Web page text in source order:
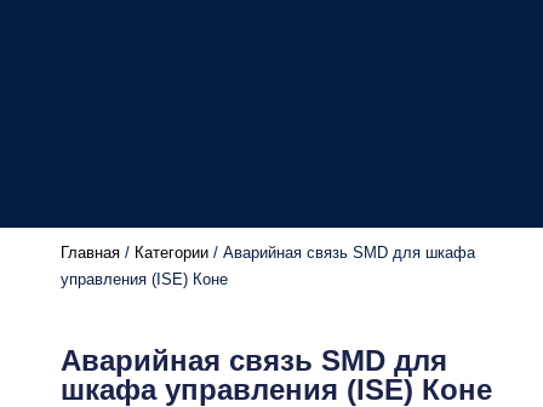
Главная / Категории / Аварийная связь SMD для шкафа
управления (ISE) Коне
Аварийная связь SMD для
шкафа управления (ISE) Коне